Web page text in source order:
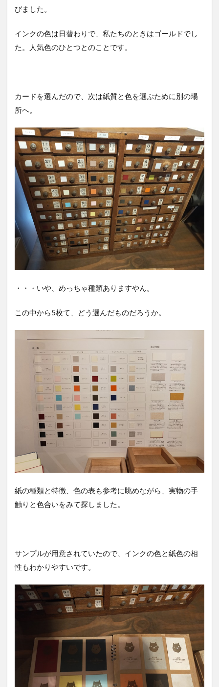
びました。
インクの色は日替わりで、私たちのときはゴールドでし
た。人気色のひとつとのことです。
カードを選んだので、次は紙質と色を選ぶために別の場
所へ。
・・・いや、めっちゃ種類ありますやん。
この中から5枚て、どう選んだものだろうか。
紙の種類と特徴、色の表も参考に眺めながら、実物の手
触りと色合いをみて探しました。
サンプルが用意されていたので、インクの色と紙色の相
性もわかりやすいです。